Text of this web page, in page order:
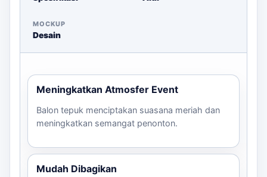
MOCKUP
Desain
Meningkatkan Atmosfer Event
Balon tepuk menciptakan suasana meriah dan
meningkatkan semangat penonton.
Mudah Dibagikan